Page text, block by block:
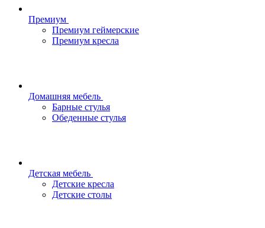
Премиум
Премиум геймерские
Премиум кресла
Домашняя мебель
Барные стулья
Обеденные стулья
Детская мебель
Детские кресла
Детские столы